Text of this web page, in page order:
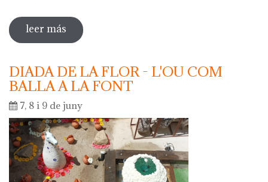
leer más sobre 75 "festa del càntir"
DIADA DE LA FLOR - L'OU COM
BALLA A LA FONT
7, 8 i 9 de juny